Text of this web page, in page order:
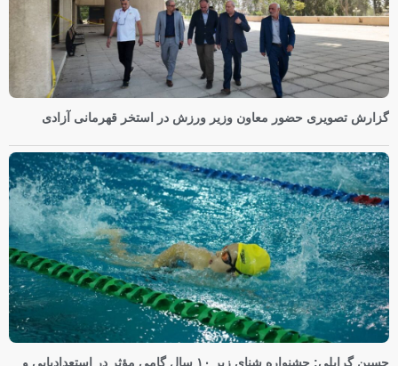
گزارش تصویری حضور معاون وزیر ورزش در استخر قهرمانی آزادی
حسین گرایلی: جشنواره شنای زیر ۱۰ سال گامی مؤثر در استعدادیابی و